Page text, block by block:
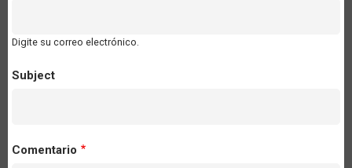
Digite su correo electrónico.
Subject
Comentario